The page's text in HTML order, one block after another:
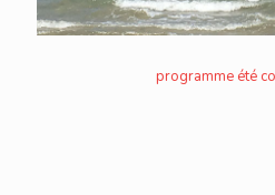
programme été